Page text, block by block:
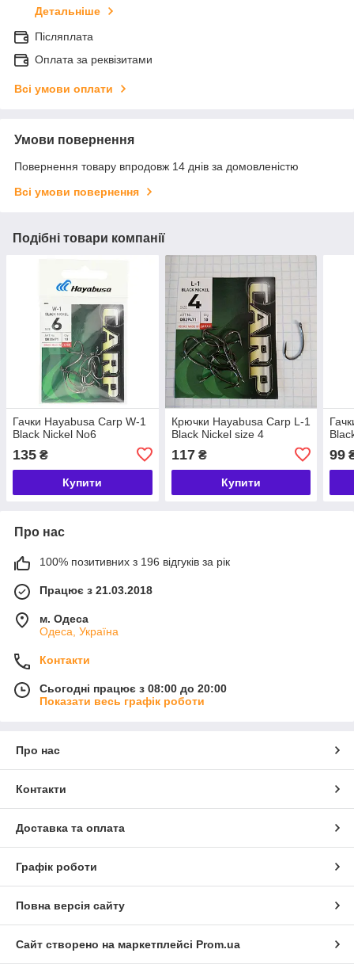
Детальніше
Післяплата
Оплата за реквізитами
Всі умови оплати
Умови повернення
Повернення товару впродовж 14 днів за домовленістю
Всі умови повернення
Подібні товари компанії
Гачки Hayabusa Carp W-1
Black Nickel No6
135 ₴
Купити
Крючки Hayabusa Carp L-1
Black Nickel size 4
117₴
Купити
99
Про нас
100% позитивних з 196 відгуків за рік
Працює з 21.03.2018
м. Одеса
Одеса, Україна
Контакти
Сьогодні працює з 08:00 до 20:00
Показати весь графік роботи
Про нас
Контакти
Доставка та оплата
Графік роботи
Повна версія сайту
Сайт створено на маркетплейсі Prom.ua